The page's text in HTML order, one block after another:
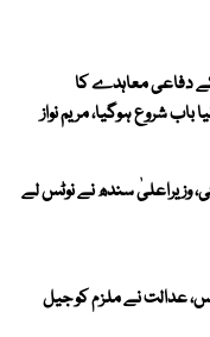
دفاعی معاہدے کا
باب شروع ہوگیا، مریم نواز
وزیراعلیٰ سندھ نے نوٹس لے
عدالت نے ملزم کو جیل